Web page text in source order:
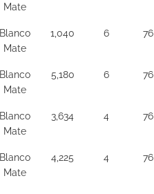
Mate
Blanco
Mate
1,040 6 76
Blanco
Mate
5,180 6 76
Blanco
Mate
3,634 4 76
Blanco
Mate
4,225 4 76